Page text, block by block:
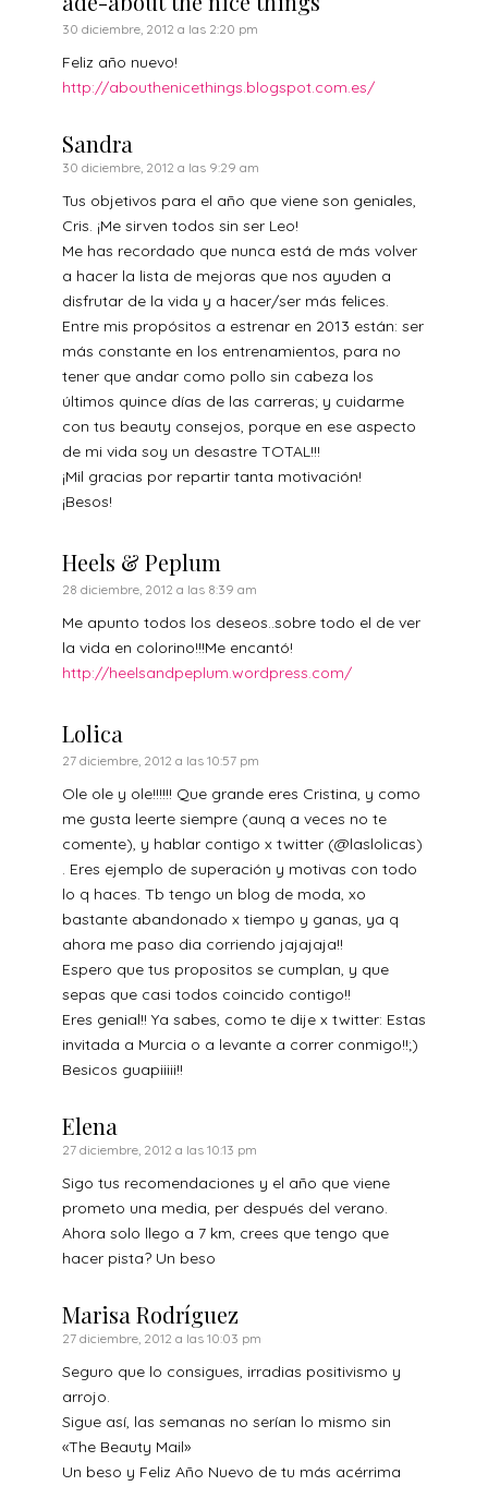
30 diciembre, 2012 a las 2:20 pm
Feliz año nuevo!
http://abouthenicethings.blogspot.com.es/
Sandra
30 diciembre, 2012 a las 9:29 am
Tus objetivos para el año que viene son geniales,
Cris. ¡Me sirven todos sin ser Leo!
Me has recordado que nunca está de más volver
a hacer la lista de mejoras que nos ayuden a
disfrutar de la vida y a hacer/ser más felices.
Entre mis propósitos a estrenar en 2013 están: ser
más constante en los entrenamientos, para no
tener que andar como pollo sin cabeza los
últimos quince días de las carreras; y cuidarme
con tus beauty consejos, porque en ese aspecto
de mi vida soy un desastre TOTAL!!!
¡Mil gracias por repartir tanta motivación!
¡Besos!
Heels & Peplum
28 diciembre, 2012 a las 8:39 am
Me apunto todos los deseos..sobre todo el de ver
la vida en colorino!!!Me encantó!
http://heelsandpeplum.wordpress.com/
Lolica
27 diciembre, 2012 a las 10:57 pm
Ole ole y ole!!!!!! Que grande eres Cristina, y como
me gusta leerte siempre (aunq a veces no te
comente), y hablar contigo x twitter (@laslolicas)
. Eres ejemplo de superación y motivas con todo
lo q haces. Tb tengo un blog de moda, xo
bastante abandonado x tiempo y ganas, ya q
ahora me paso dia corriendo jajajaja!!
Espero que tus propositos se cumplan, y que
sepas que casi todos coincido contigo!!
Eres genial!! Ya sabes, como te dije x twitter: Estas
invitada a Murcia o a levante a correr conmigo!!;)
Besicos guapiiiii!!
Elena
27 diciembre, 2012 a las 10:13 pm
Sigo tus recomendaciones y el año que viene
prometo una media, per después del verano.
Ahora solo llego a 7 km, crees que tengo que
hacer pista? Un beso
Marisa Rodríguez
27 diciembre, 2012 a las 10:03 pm
Seguro que lo consigues, irradias positivismo y
arrojo.
Sigue así, las semanas no serían lo mismo sin
«The Beauty Mail»
Un beso y Feliz Año Nuevo de tu más acérrima